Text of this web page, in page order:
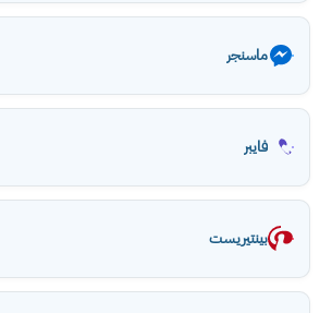
ماسنجر
فايبر
بينتيريست